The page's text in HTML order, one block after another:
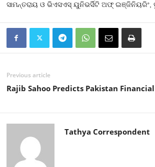
ସାମନ୍ତରାୟ ଓ ଭିଏସଏସ୍ ୟୁନିଭର୍ସିଟି ଅଫ୍
Previous article
Rajib Sahoo Predicts Pakistan
Tathya Correspondent